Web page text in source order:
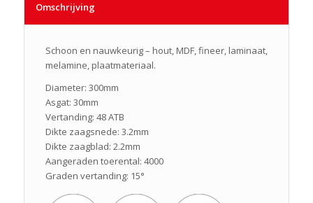
Omschrijving
Schoon en nauwkeurig – hout, MDF, fineer, laminaat,
melamine, plaatmateriaal.
Diameter: 300mm
Asgat: 30mm
Vertanding: 48 ATB
Dikte zaagsnede: 3.2mm
Dikte zaagblad: 2.2mm
Aangeraden toerental: 4000
Graden vertanding: 15°